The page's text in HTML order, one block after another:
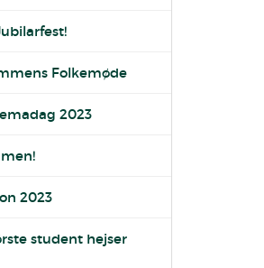
Folkemøde
2023
2023
student hejser